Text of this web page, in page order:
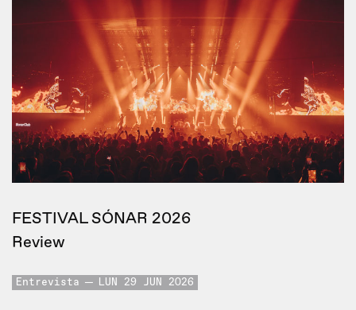
FESTIVAL SÓNAR 2026
Review
Entrevista LUN 29 JUN 2026